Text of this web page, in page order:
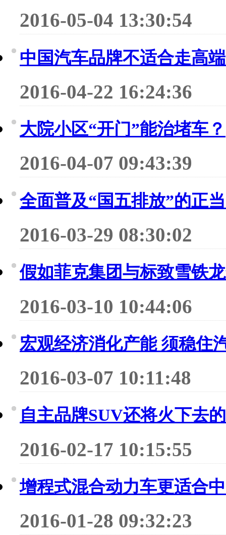
2016-05-04 13:30:54
中国汽车品牌不适合走高
2016-04-22 16:24:36
大院小区“开门”能治堵车？
2016-04-07 09:43:39
全面普及“国五排放”的正
2016-03-29 08:30:02
假如菲克集团与标致雪铁
2016-03-10 10:44:06
宏观经济消化产能 须稳住
2016-03-07 10:11:48
自主品牌SUV还将火下去
2016-02-17 10:15:55
增程式混合动力车更适合
2016-01-28 09:32:23